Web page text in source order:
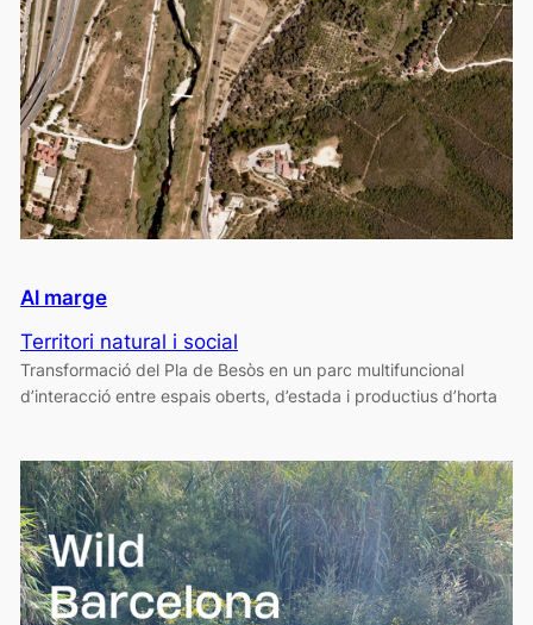
Al marge
Territori natural i social
Transformació del Pla de Besòs en un parc multifuncional
d’interacció entre espais oberts, d’estada i productius d’horta